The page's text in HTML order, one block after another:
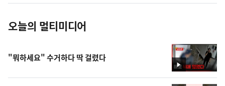
오늘의 멀티미디어
영
상
"뭐하세요" 수거하다 딱 걸렸다